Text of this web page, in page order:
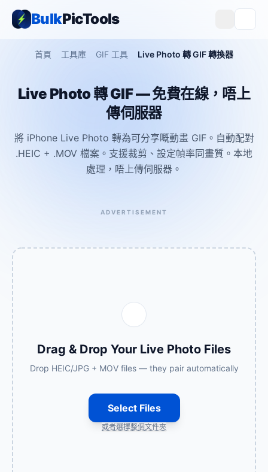
BulkPicTools
首頁 工具庫 GIF 工具 Live Photo 轉 GIF 轉換器
Live Photo 轉 GIF — 免費在線，唔上
傳伺服器
將 iPhone Live Photo 轉為可分享嘅動畫 GIF。自動配對
.HEIC + .MOV 檔案。支援裁剪、設定幀率同畫質。本地
處理，唔上傳伺服器。
ADVERTISEMENT
Drag & Drop Your Live Photo Files
Drop HEIC/JPG + MOV files — they pair automatically
Select Files
或者選擇整個文件夾